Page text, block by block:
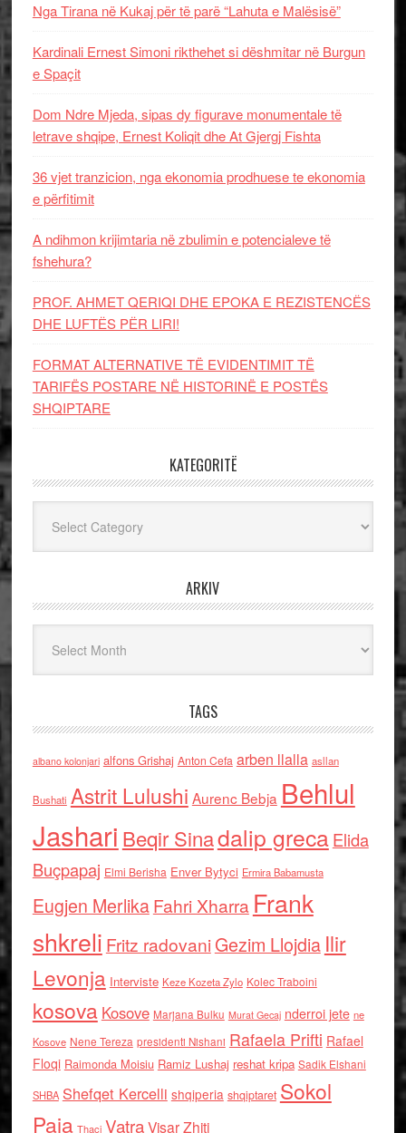
Nga Tirana në Kukaj për të parë “Lahuta e Malësisë”
Kardinali Ernest Simoni rikthehet si dëshmitar në Burgun
e Spaçit
Dom Ndre Mjeda, sipas dy figurave monumentale të
letrave shqipe, Ernest Koliqit dhe At Gjergj Fishta
36 vjet tranzicion, nga ekonomia prodhuese te ekonomia
e përfitimit
A ndihmon krijimtaria në zbulimin e potencialeve të
fshehura?
PROF. AHMET QERIQI DHE EPOKA E REZISTENCЁS
DHE LUFTЁS PЁR LIRI!
FORMAT ALTERNATIVE TË EVIDENTIMIT TË
TARIFËS POSTARE NË HISTORINË E POSTËS
SHQIPTARE
KATEGORITË
ARKIV
TAGS
albano kolonjari alfons Grishaj Anton Cefa arben llalla asllan
Bushati Astrit Lulushi Aurenc Bebja Behlul
Jashari Beqir Sinadalip grecaElida
Buçpapaj Elmi Berisha Enver Bytyci Ermira Babamusta
Eugjen MerlikaFahri Xharra Frank
shkreli Fritz radovaniGezim Llojdia Ilir
Levonja Interviste Keze Kozeta Zylo Kolec Traboini
kosova Kosove Marjana Bulku Murat Gecaj nderroi jete ne
Kosove Nene Tereza presidenti Nishani Rafaela Prifti Rafael
Floqi Raimonda Moisiu Ramiz Lushaj reshat kripa Sadik Elshani
SHBA Shefqet Kercelli shqiperia shqiptaret Sokol
Paja Thaci VatraVisar Zhiti